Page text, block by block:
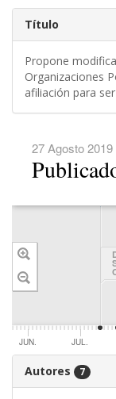
Título
Propone
Organizaciones
afiliación para
27 Agosto 2019
JUN. JUL.
Autores 7